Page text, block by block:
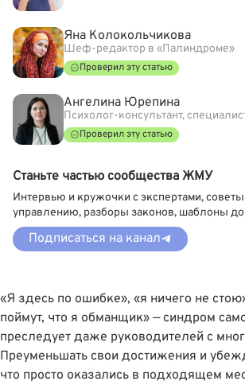
«Я здесь по ошибке», «я ничего не
поймут, что я обманщик» — синдром
преследует даже руководителей с
Преуменьшать свои достижения и
что просто оказались в подходящем
Яна Колокольчикова
Шеф-редактор в «Палиндроме»
Проверил эту статью
Ангелина Юрепина
Психолог-консультант,
Проверил эту статью
Станьте частью сообщества ЖМУ
Интервью и кружочки с экспертами,
управлению, разборы законов, шаблоны
Подписаться на канал